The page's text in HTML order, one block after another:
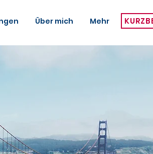
Über mich Mehr